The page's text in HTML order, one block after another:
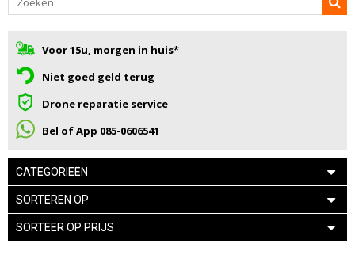
Voor 15u, morgen in huis*
Niet goed geld terug
Drone reparatie service
Bel of App 085-0606541
CATEGORIEËN
SORTEREN OP
SORTEER OP PRIJS